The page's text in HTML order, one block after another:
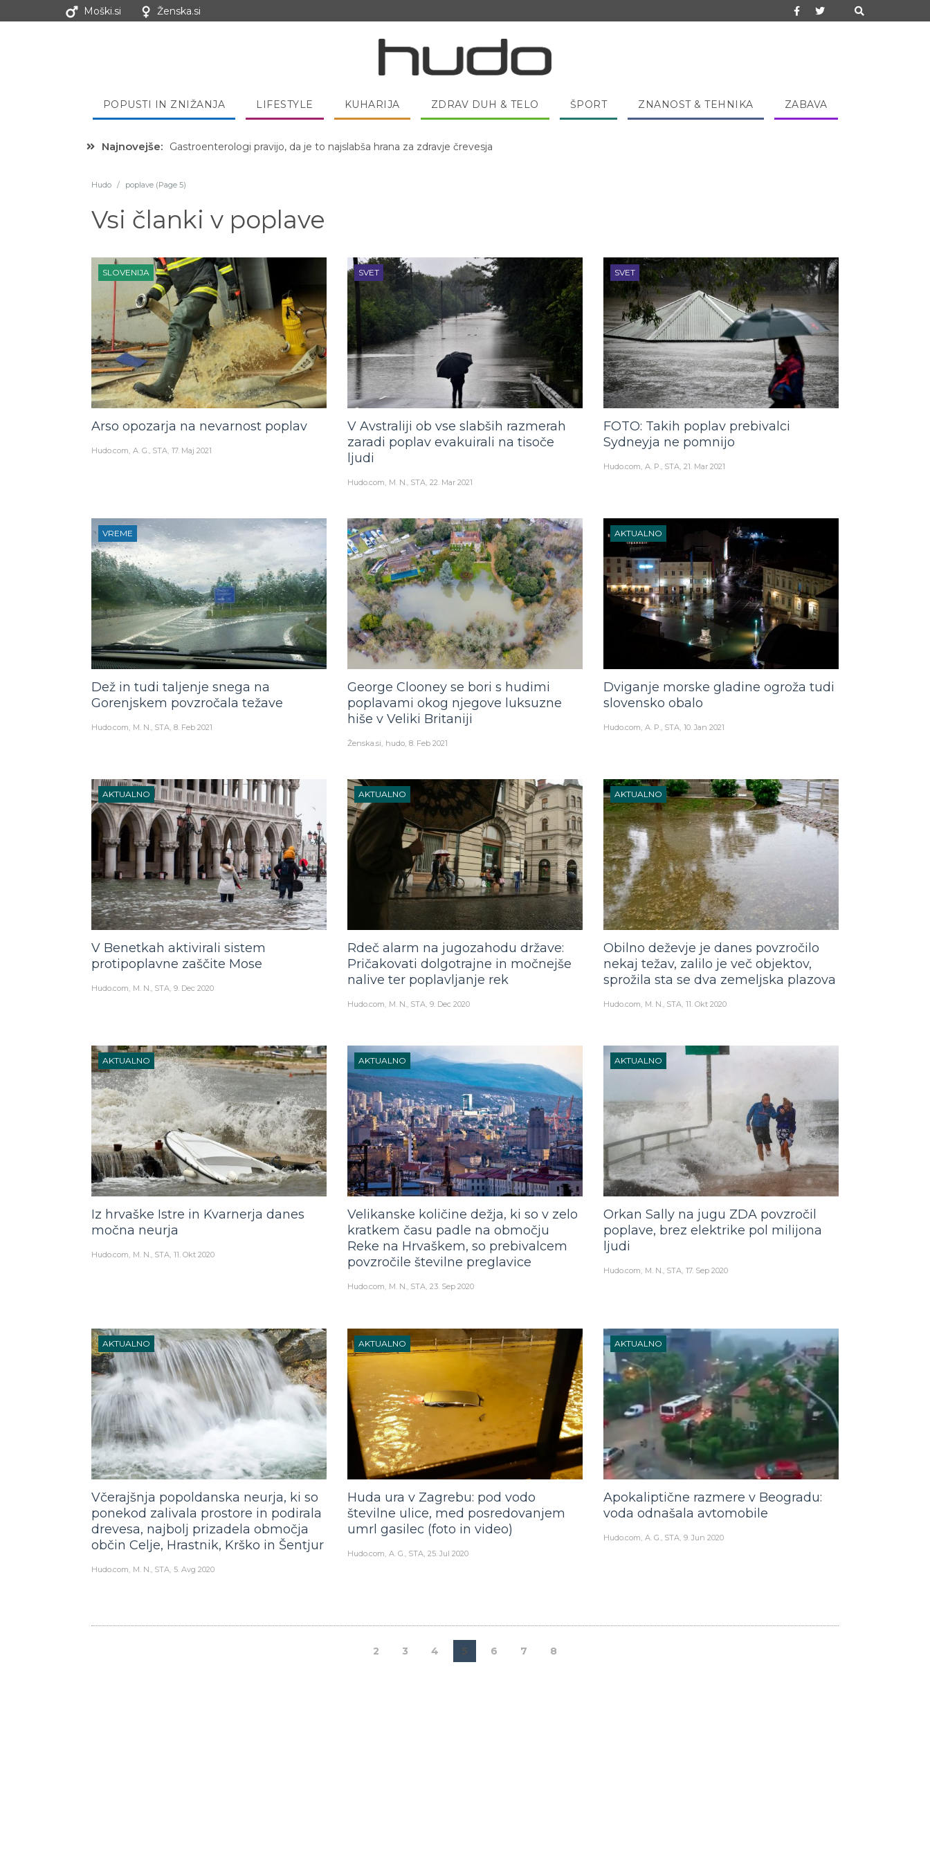
Moški.si Ženska.si
POPUSTI IN ZNIŽANJA LIFESTYLE KUHARIJA ZDRAV DUH & TELO ŠPORT ZNANOST & TEHNIKA ZABAVA
Najnovejše: Hibernacijska dieta: Zakaj je pred spanjem dobro pojesti žlico medu?
Hudo / poplave (Page 5)
Vsi članki v poplave
SLOVENIJA
Arso opozarja na nevarnost poplav
Hudo.com A. G., STA 17. Maj 2021
SVET
V Avstraliji ob vse slabših razmerah
zaradi poplav evakuirali na tisoče
ljudi
Hudo.com M. N., STA 22. Mar 2021
SVET
FOTO: Takih poplav prebivalci
Sydneyja ne pomnijo
Hudo.com A. P., STA 21. Mar 2021
VREME
Dež in tudi taljenje snega na
Gorenjskem povzročala težave
Hudo.com M. N., STA 8. Feb 2021
George Clooney se bori s hudimi
poplavami okog njegove luksuzne
hiše v Veliki Britaniji
Ženska.si hudo 8. Feb 2021
AKTUALNO
Dviganje morske gladine ogroža tudi
slovensko obalo
Hudo.com A. P., STA 10. Jan 2021
AKTUALNO
V Benetkah aktivirali sistem
protipoplavne zaščite Mose
Hudo.com M. N., STA 9. Dec 2020
AKTUALNO
Rdeč alarm na jugozahodu države:
Pričakovati dolgotrajne in močnejše
nalive ter poplavljanje rek
Hudo.com M. N., STA 9. Dec 2020
AKTUALNO
Obilno deževje je danes povzročilo
nekaj težav, zalilo je več objektov,
sprožila sta se dva zemeljska plazova
Hudo.com M. N., STA 11. Okt 2020
AKTUALNO
Iz hrvaške Istre in Kvarnerja danes
močna neurja
Hudo.com M. N., STA 11. Okt 2020
AKTUALNO
Velikanske količine dežja, ki so v zelo
kratkem času padle na območju
Reke na Hrvaškem, so prebivalcem
povzročile številne preglavice
Hudo.com M. N., STA 23. Sep 2020
AKTUALNO
Orkan Sally na jugu ZDA povzročil
poplave, brez elektrike pol milijona
ljudi
Hudo.com M. N., STA 17. Sep 2020
AKTUALNO
Včerajšnja popoldanska neurja, ki so
ponekod zalivala prostore in podirala
drevesa, najbolj prizadela območja
občin Celje, Hrastnik, Krško in Šentjur
Hudo.com M. N., STA 5. Avg 2020
AKTUALNO
Huda ura v Zagrebu: pod vodo
številne ulice, med posredovanjem
umrl gasilec (foto in video)
Hudo.com A. G., STA 25. Jul 2020
AKTUALNO
Apokaliptične razmere v Beogradu:
voda odnašala avtomobile
Hudo.com A. G., STA 9. Jun 2020
2 3 4 5 6 7 8